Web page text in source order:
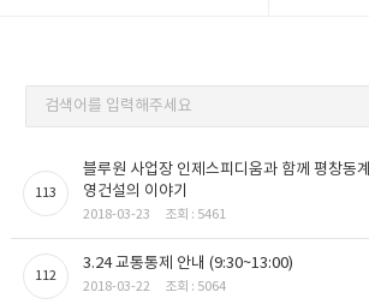
검색어를 입력해주세요
113
블루원 사업장 인제스피디움과 함께 평창동
영건설의 이야기
2018-03-23 조회 : 5461
112
3.24 교통통제 안내 (9:30~13:00)
2018-03-22 조회 : 5064